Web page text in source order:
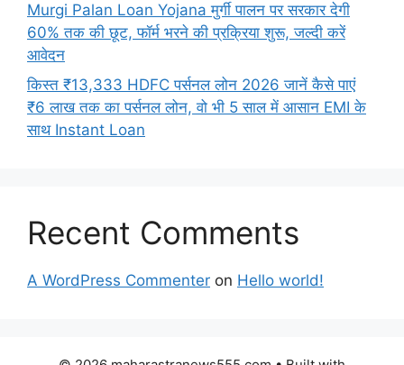
Murgi Palan Loan Yojana मुर्गी पालन पर सरकार देगी
60% तक की छूट, फॉर्म भरने की प्रक्रिया शुरू, जल्दी करें
आवेदन
किस्त ₹13,333 HDFC पर्सनल लोन 2026 जानें कैसे पाएं
₹6 लाख तक का पर्सनल लोन, वो भी 5 साल में आसान EMI के
साथ Instant Loan
Recent Comments
A WordPress Commenter on Hello world!